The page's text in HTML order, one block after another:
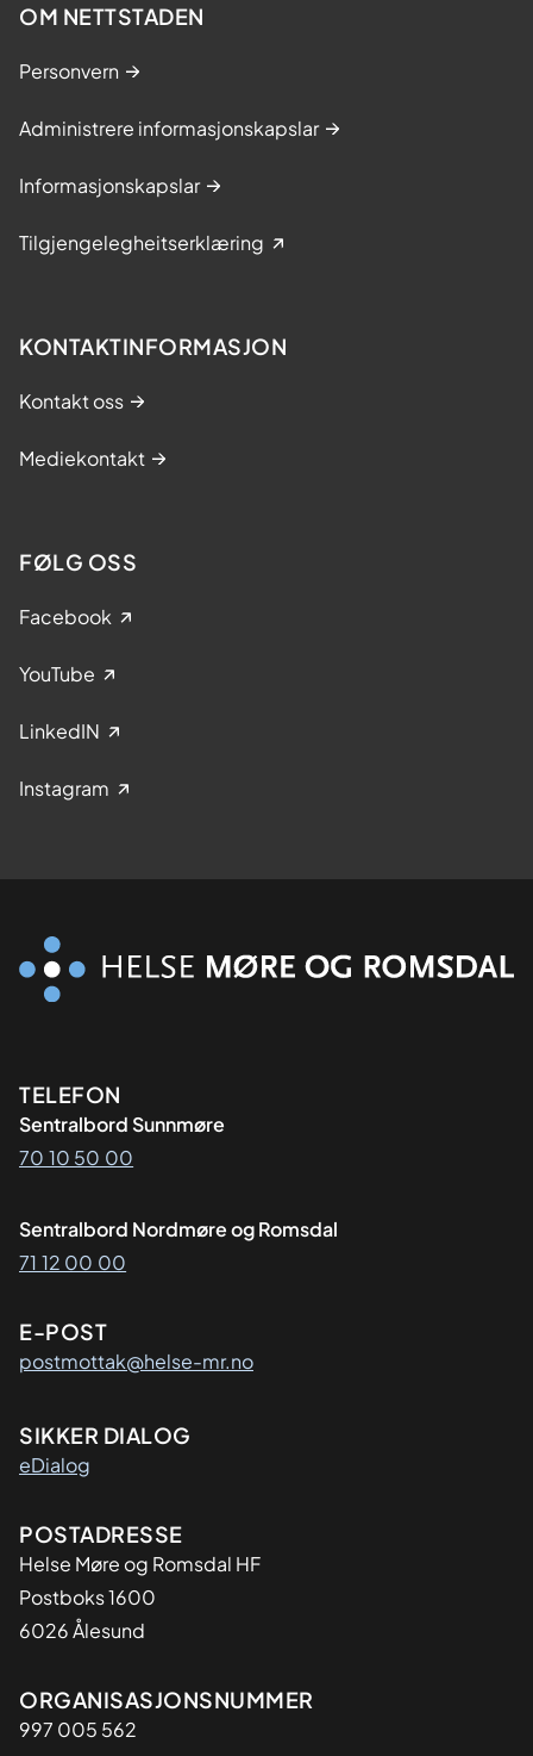
OM NETTSTADEN
Personvern
Administrere informasjonskapslar
Informasjonskapslar
Tilgjengelegheitserklæring
KONTAKTINFORMASJON
Kontakt oss
Mediekontakt
FØLG OSS
Facebook
YouTube
LinkedIN
Instagram
Kontaktinformasjon
TELEFON
Sentralbord Sunnmøre
70 10 50 00
Sentralbord Nordmøre og Romsdal
71 12 00 00
E-POST
postmottak@helse-mr.no
SIKKER DIALOG
eDialog
Adresse
POSTADRESSE
Helse Møre og Romsdal HF
Postboks 1600
6026 Ålesund
Organisasjon
ORGANISASJONSNUMMER
997 005 562